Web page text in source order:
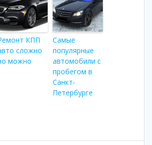
КПП
сложно
можно
Самые
популярные
автомобили с
пробегом в
Санкт-
Петербурге